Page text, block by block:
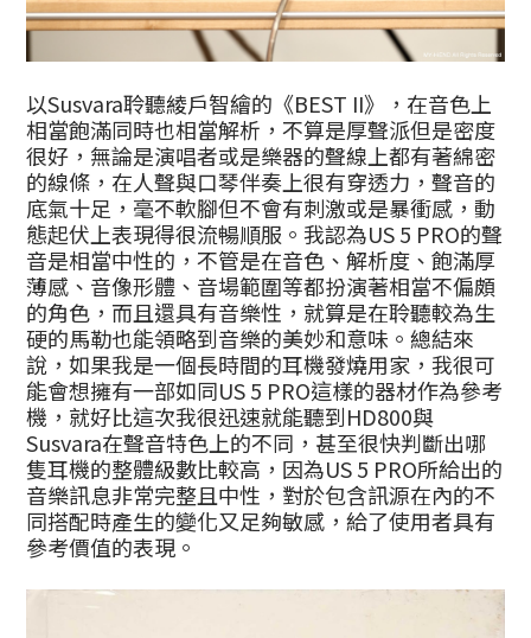
以Susvara聆聽綾戶智繪的《BEST II》，在音色上
相當飽滿同時也相當解析，不算是厚聲派但是密度
很好，無論是演唱者或是樂器的聲線上都有著綿密
的線條，在人聲與口琴伴奏上很有穿透力，聲音的
底氣十足，毫不軟腳但不會有刺激或是暴衝感，動
態起伏上表現得很流暢順服。我認為US 5 PRO的聲
音是相當中性的，不管是在音色、解析度、飽滿厚
薄感、音像形體、音場範圍等都扮演著相當不偏頗
的角色，而且還具有音樂性，就算是在聆聽較為生
硬的馬勒也能領略到音樂的美妙和意味。總結來
說，如果我是一個長時間的耳機發燒用家，我很可
能會想擁有一部如同US 5 PRO這樣的器材作為參考
機，就好比這次我很迅速就能聽到HD800與
Susvara在聲音特色上的不同，甚至很快判斷出哪
隻耳機的整體級數比較高，因為US 5 PRO所給出的
音樂訊息非常完整且中性，對於包含訊源在內的不
同搭配時產生的變化又足夠敏感，給了使用者具有
參考價值的表現。